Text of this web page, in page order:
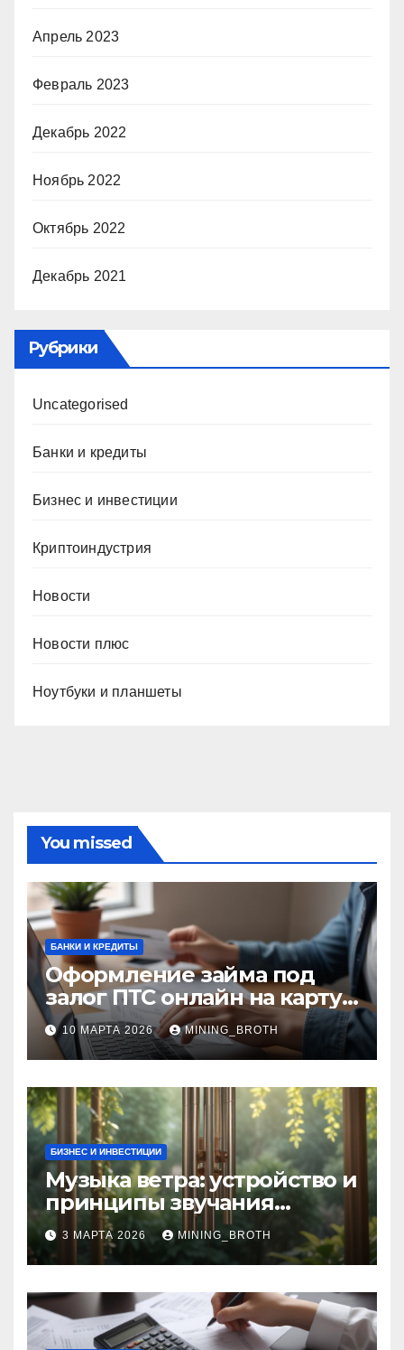
Апрель 2023
Февраль 2023
Декабрь 2022
Ноябрь 2022
Октябрь 2022
Декабрь 2021
Рубрики
Uncategorised
Банки и кредиты
Бизнес и инвестиции
Криптоиндустрия
Новости
Новости плюс
Ноутбуки и планшеты
You missed
БАНКИ И КРЕДИТЫ
Оформление займа под
залог ПТС онлайн на карту
без визита в офис: порядок,
требования и документы
10 МАРТА 2026 MINING_BROTH
БИЗНЕС И ИНВЕСТИЦИИ
Музыка ветра: устройство и
принципы звучания
колокольчиков
3 МАРТА 2026 MINING_BROTH